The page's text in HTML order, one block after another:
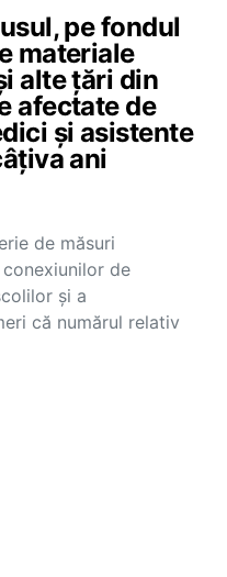
pe fondul
materiale
alte țări din
afectate de
și asistente
ani
de măsuri
de
și a
că numărul relativ